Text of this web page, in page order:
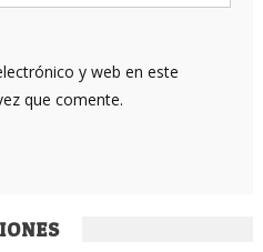
y web en este
que comente.